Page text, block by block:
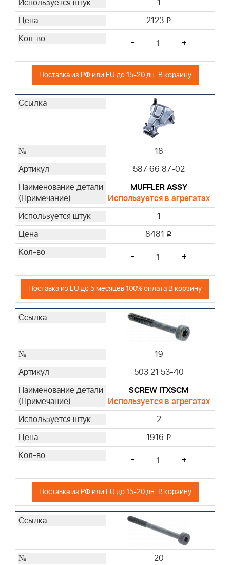
2123 i
- +
Поставка из РФ или EU до 15-20 дн. В корзину
18
587 66 87-02
MUFFLER ASSY
Используется в агрегатах
1
8481 i
- +
Поставка из EU до 5 месяцев 100% оплата В корзину
19
503 21 53-40
SCREW ITXSCM
Используется в агрегатах
2
1916 i
- +
Поставка из РФ или EU до 15-20 дн. В корзину
20